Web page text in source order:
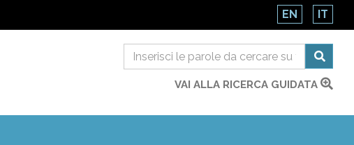
EN IT
VAI ALLA RICERCA GUIDATA